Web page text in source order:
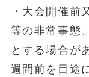
・大会開催前
等の非常事態
とする場合が
週間前を目途